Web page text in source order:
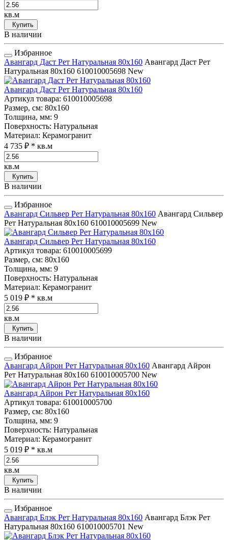
кв.м
Купить
В наличии
Избранное
Авангард Даст Рет Натуральная 80x160 Авангард Даст Рет
Натуральная 80x160 610010005698 New
Авангард Даст Рет Натуральная 80x160
Артикул товара: 610010005698
Размер, см: 80x160
Толщина, мм: 9
Поверхность: Натуральная
Материал: Керамогранит
4 735 ₽ * кв.м
кв.м
Купить
В наличии
Избранное
Авангард Сильвер Рет Натуральная 80x160 Авангард Сильвер
Рет Натуральная 80x160 610010005699 New
Авангард Сильвер Рет Натуральная 80x160
Артикул товара: 610010005699
Размер, см: 80x160
Толщина, мм: 9
Поверхность: Натуральная
Материал: Керамогранит
5 019 ₽ * кв.м
кв.м
Купить
В наличии
Избранное
Авангард Айрон Рет Натуральная 80x160 Авангард Айрон
Рет Натуральная 80x160 610010005700 New
Авангард Айрон Рет Натуральная 80x160
Артикул товара: 610010005700
Размер, см: 80x160
Толщина, мм: 9
Поверхность: Натуральная
Материал: Керамогранит
5 019 ₽ * кв.м
кв.м
Купить
В наличии
Избранное
Авангард Блэк Рет Натуральная 80x160 Авангард Блэк Рет
Натуральная 80x160 610010005701 New